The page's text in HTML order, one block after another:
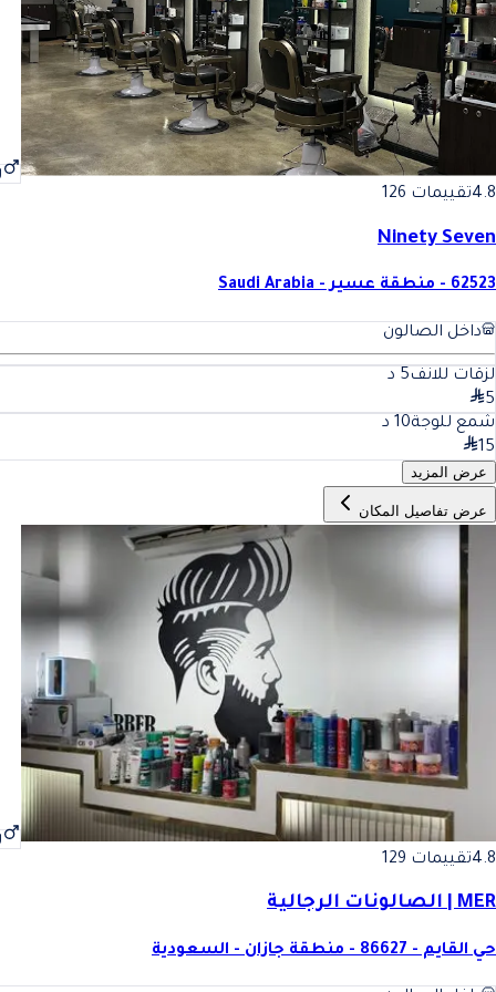
4.8تقييمات 126
Ninety Seven
62523 - منطقة عسير - Saudi Arabia
داخل الصالون
لزقات للانف5 د
5
شمع للوجة10 د
15
عرض المزيد
عرض تفاصيل المكان
4.8تقييمات 129
MER | الصالونات الرجالية
حي القايم - 86627 - منطقة جازان - السعودية